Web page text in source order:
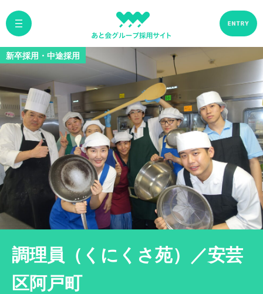
新卒採用・中途採用
調理員（くにくさ苑）／安芸
区阿戸町